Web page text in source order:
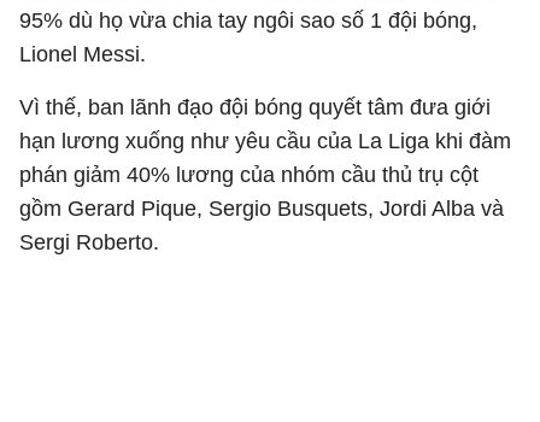
95% dù họ vừa chia tay ngôi sao số 1 đội bóng,
Lionel Messi.
Vì thế, ban lãnh đạo đội bóng quyết tâm đưa giới
hạn lương xuống như yêu cầu của La Liga khi đàm
phán giảm 40% lương của nhóm cầu thủ trụ cột
gồm Gerard Pique, Sergio Busquets, Jordi Alba và
Sergi Roberto.